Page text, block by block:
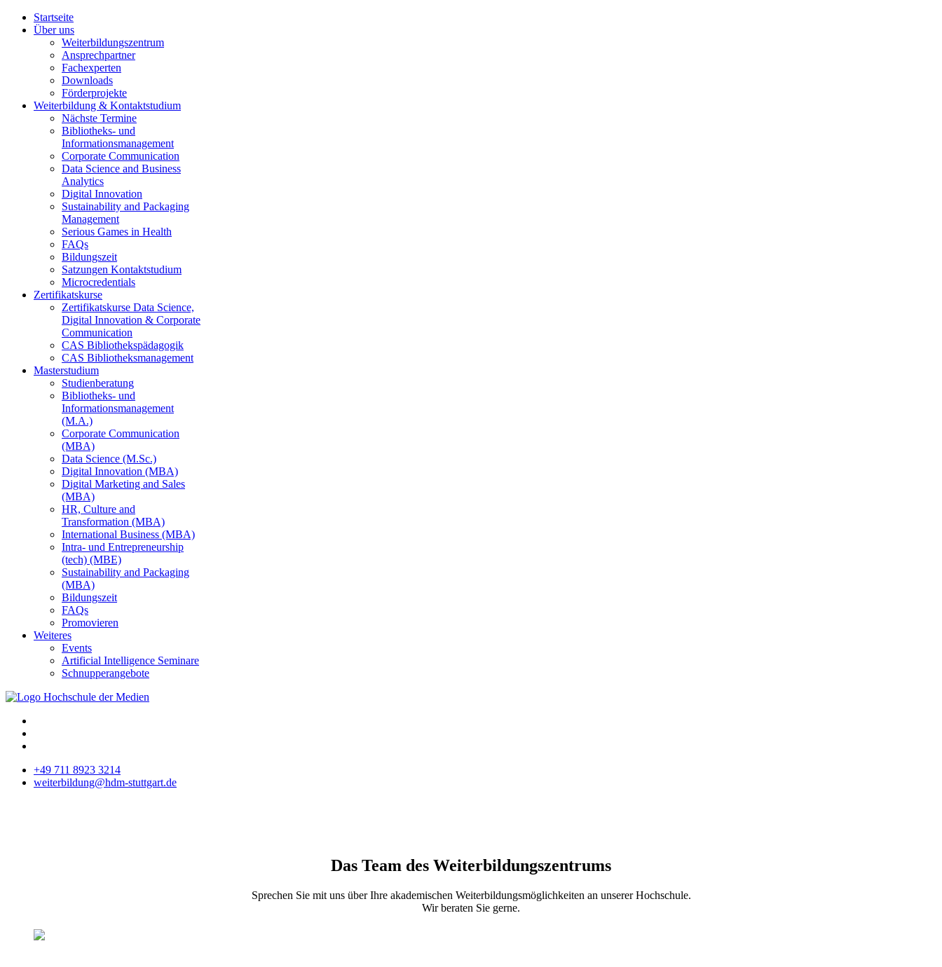
Startseite
Über uns
Weiterbildungszentrum
Ansprechpartner
Fachexperten
Downloads
Förderprojekte
Weiterbildung & Kontaktstudium
Nächste Termine
Bibliotheks- und
Informationsmanagement
Corporate Communication
Data Science and Business
Analytics
Digital Innovation
Sustainability and Packaging
Management
Serious Games in Health
FAQs
Bildungszeit
Satzungen Kontaktstudium
Microcredentials
Zertifikatskurse
Zertifikatskurse Data Science,
Digital Innovation & Corporate
Communication
CAS Bibliothekspädagogik
CAS Bibliotheksmanagement
Masterstudium
Studienberatung
Bibliotheks- und
Informationsmanagement
(M.A.)
Corporate Communication
(MBA)
Data Science (M.Sc.)
Digital Innovation (MBA)
Digital Marketing and Sales
(MBA)
HR, Culture and
Transformation (MBA)
International Business (MBA)
Intra- und Entrepreneurship
(tech) (MBE)
Sustainability and Packaging
(MBA)
Bildungszeit
FAQs
Promovieren
Weiteres
Events
Artificial Intelligence Seminare
Schnupperangebote
+49 711 8923 3214
weiterbildung@hdm-stuttgart.de
Das Team des Weiterbildungszentrums
Sprechen Sie mit uns über Ihre akademischen Weiterbildungsmöglichkeiten an unserer Hochschule.
Wir beraten Sie gerne.